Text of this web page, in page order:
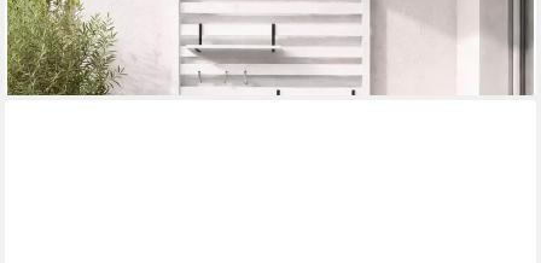
Tannenholz
379,00 €
lieferbar - in 6-7 Werktagen bei dir